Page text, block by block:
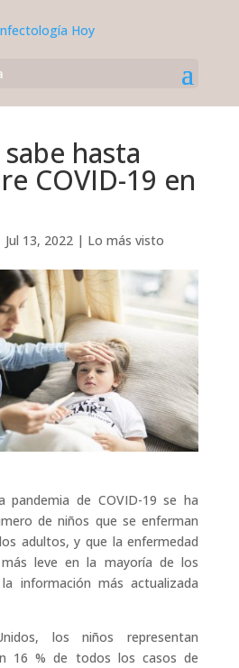
hasta
COVID-19 en
Jul 13, 2022| Lo más visto
pandemia de COVID-19 se ha
de niños que se enferman
adultos, y que la enfermedad
leve en la mayoría de los
información más actualizada
los niños representan
16 % de todos los casos de